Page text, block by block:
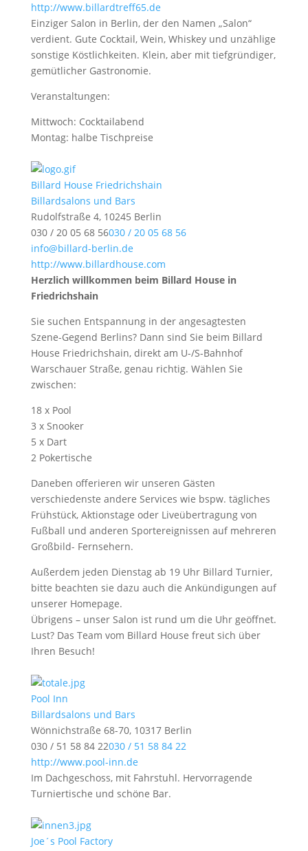
http://www.billardtreff65.de
Einziger Salon in Berlin, der den Namen „Salon“
verdient. Gute Cocktail, Wein, Whiskey und unzählige
sonstige Köstlichkeiten. Klein, aber mit tiefgründiger,
gemütlicher Gastronomie.
Veranstaltungen:
Mittwoch: Cocktailabend
Montag: halbe Tischpreise
Billard House Friedrichshain
Billardsalons und Bars
Rudolfstraße 4, 10245 Berlin
030 / 20 05 68 56030 / 20 05 68 56
info@billard-berlin.de
http://www.billardhouse.com
Herzlich willkommen beim Billard House in
Friedrichshain
Sie suchen Entspannung in der angesagtesten
Szene-Gegend Berlins? Dann sind Sie beim Billard
House Friedrichshain, direkt am U-/S-Bahnhof
Warschauer Straße, genau richtig. Wählen Sie
zwischen:
18 x Pool
3 x Snooker
5 x Dart
2 Pokertische
Daneben offerieren wir unseren Gästen
verschiedenste andere Services wie bspw. tägliches
Frühstück, Aktionstage oder Liveübertragung von
Fußball und anderen Sportereignissen auf mehreren
Großbild- Fernsehern.
Außerdem jeden Dienstag ab 19 Uhr Billard Turnier,
bitte beachten sie dazu auch die Ankündigungen auf
unserer Homepage.
Übrigens – unser Salon ist rund um die Uhr geöffnet.
Lust? Das Team vom Billard House freut sich über
Ihren Besuch!
Pool Inn
Billardsalons und Bars
Wönnichstraße 68-70, 10317 Berlin
030 / 51 58 84 22030 / 51 58 84 22
http://www.pool-inn.de
Im Dachgeschoss, mit Fahrstuhl. Hervorragende
Turniertische und schöne Bar.
Joe´s Pool Factory